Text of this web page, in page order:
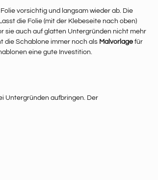
vorsichtig und langsam wieder ab. Die
die Folie (mit der Klebeseite nach oben)
sie auch auf glatten Untergründen nicht mehr
die Schablone immer noch als Malvorlage für
eine gute Investition.
Untergründen aufbringen. Der